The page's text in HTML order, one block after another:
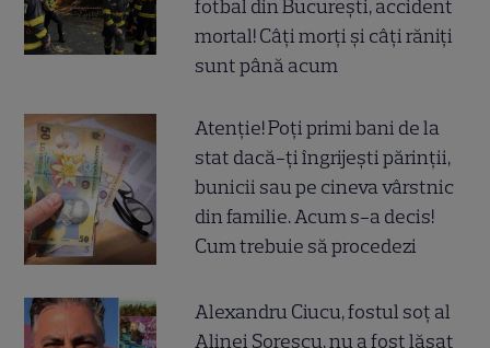
fotbal din București, accident
mortal! Câți morți și câți răniți
sunt până acum
Atenție! Poți primi bani de la
stat dacă-ți îngrijești părinții,
bunicii sau pe cineva vârstnic
din familie. Acum s-a decis!
Cum trebuie să procedezi
Alexandru Ciucu, fostul soț al
Alinei Sorescu, nu a fost lăsat